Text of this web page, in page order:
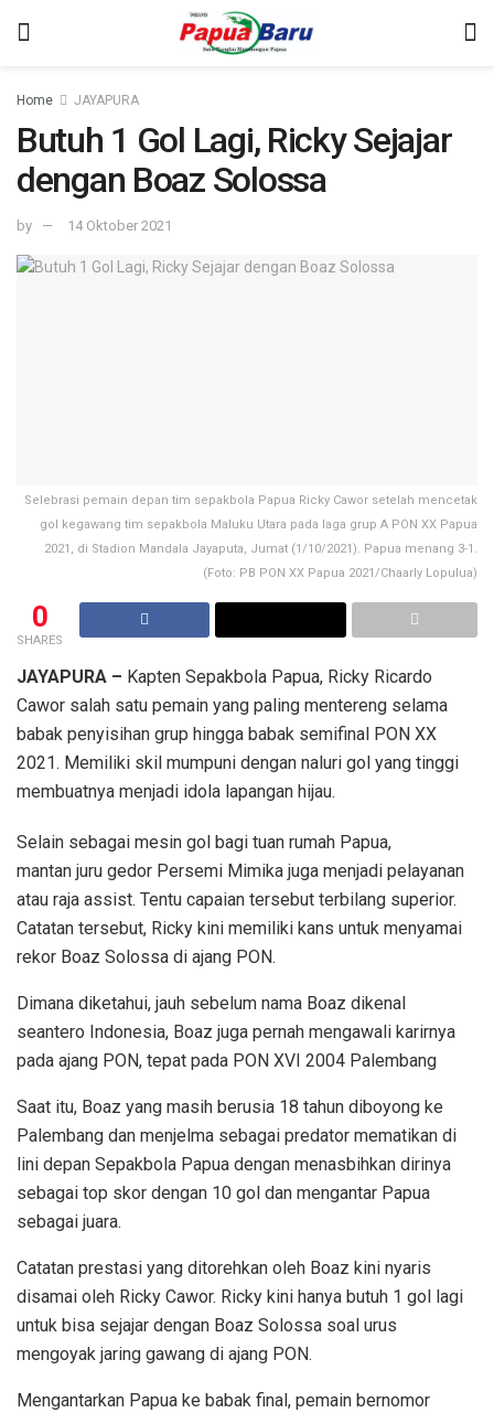
Home JAYAPURA
Butuh 1 Gol Lagi, Ricky Sejajar
dengan Boaz Solossa
by 14 Oktober 2021
Selebrasi pemain depan tim sepakbola Papua Ricky Cawor setelah mencetak
gol kegawang tim sepakbola Maluku Utara pada laga grup A PON XX Papua
2021, di Stadion Mandala Jayaputa, Jumat (1/10/2021). Papua menang 3-1.
(Foto: PB PON XX Papua 2021/Chaarly Lopulua)
0
SHARES
JAYAPURA – Kapten Sepakbola Papua, Ricky Ricardo
Cawor salah satu pemain yang paling mentereng selama
babak penyisihan grup hingga babak semifinal PON XX
2021. Memiliki skil mumpuni dengan naluri gol yang tinggi
membuatnya menjadi idola lapangan hijau.
Selain sebagai mesin gol bagi tuan rumah Papua,
mantan juru gedor Persemi Mimika juga menjadi pelayanan
atau raja assist. Tentu capaian tersebut terbilang superior.
Catatan tersebut, Ricky kini memiliki kans untuk menyamai
rekor Boaz Solossa di ajang PON.
Dimana diketahui, jauh sebelum nama Boaz dikenal
seantero Indonesia, Boaz juga pernah mengawali karirnya
pada ajang PON, tepat pada PON XVI 2004 Palembang
Saat itu, Boaz yang masih berusia 18 tahun diboyong ke
Palembang dan menjelma sebagai predator mematikan di
lini depan Sepakbola Papua dengan menasbihkan dirinya
sebagai top skor dengan 10 gol dan mengantar Papua
sebagai juara.
Catatan prestasi yang ditorehkan oleh Boaz kini nyaris
disamai oleh Ricky Cawor. Ricky kini hanya butuh 1 gol lagi
untuk bisa sejajar dengan Boaz Solossa soal urus
mengoyak jaring gawang di ajang PON.
Mengantarkan Papua ke babak final, pemain bernomor